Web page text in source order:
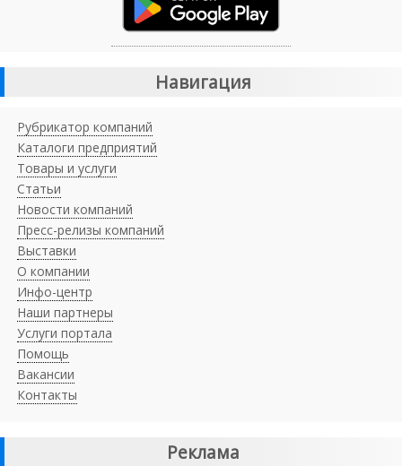
Навигация
Рубрикатор компаний
Каталоги предприятий
Товары и услуги
Статьи
Новости компаний
Пресс-релизы компаний
Выставки
О компании
Инфо-центр
Наши партнеры
Услуги портала
Помощь
Вакансии
Контакты
Реклама